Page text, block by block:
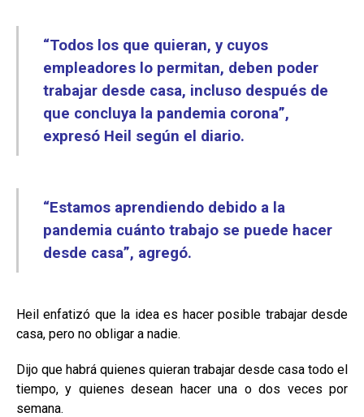
“Todos los que quieran, y cuyos
empleadores lo permitan, deben poder
trabajar desde casa, incluso después de
que concluya la pandemia corona”,
expresó Heil según el diario.
“Estamos aprendiendo debido a la
pandemia cuánto trabajo se puede hacer
desde casa”, agregó.
Heil enfatizó que la idea es hacer posible trabajar desde
casa, pero no obligar a nadie.
Dijo que habrá quienes quieran trabajar desde casa todo el
tiempo, y quienes desean hacer una o dos veces por
semana.